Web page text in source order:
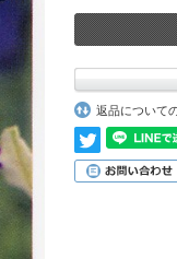
返品について